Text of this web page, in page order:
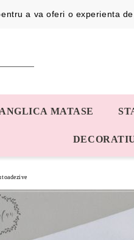
MATASE
a va oferi o experienta